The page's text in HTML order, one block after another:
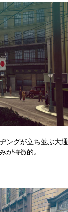
ングが立ち並ぶ大通
が特徴的。